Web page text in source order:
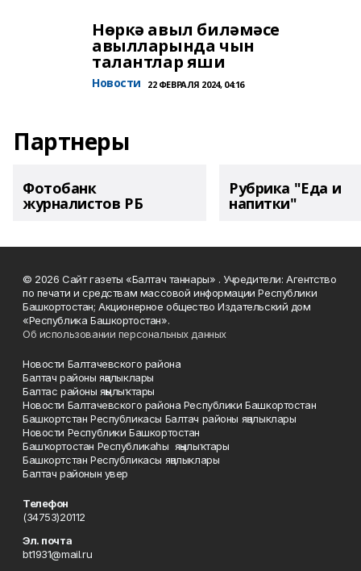
Нөркә авыл биләмәсе
авылларында чын
талантлар яши
Новости 22 ФЕВРАЛЯ 2024, 04:16
Партнеры
Фотобанк
журналистов РБ
Рубрика "Еда и
напитки"
© 2026 Сайт газеты «Балтач таннары» . Учредители: Агентство
по печати и средствам массовой информации Республики
Башкортостан; Акционерное общество Издательский дом
«Республика Башкортостан».
Об использовании персональных данных
Новости Балтачевского района
Балтач районы яңалыклары
Балтас районы яңылыҡтары
Новости Балтачевского района Республики Башкортостан
Башкортстан Республикасы Балтач районы яңалыклары
Новости Республики Башкортостан
Башҡортостан Республикаһы яңылыҡтары
Башкортстан Республикасы яңалыклары
Балтач районын увер
Телефон
(34753)20112
Эл. почта
bt1931@mail.ru